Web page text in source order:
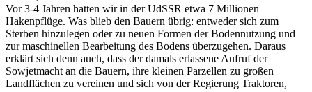
Vor 3-4 Jahren hatten wir in der UdSSR etwa 7 Millionen
Hakenpflüge. Was blieb den Bauern übrig: entweder sich zum
Sterben hinzulegen oder zu neuen Formen der Bodennutzung und
zur maschinellen Bearbeitung des Bodens überzugehen. Daraus
erklärt sich denn auch, dass der damals erlassene Aufruf der
Sowjetmacht an die Bauern, ihre kleinen Parzellen zu großen
Landflächen zu vereinen und sich von der Regierung Traktoren,